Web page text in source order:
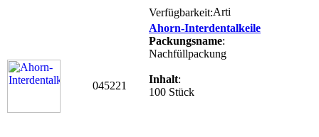
Verfügbarkeit:
045221
Ahorn-Interdentalkeile
Packungsname:
Nachfüllpackung
Inhalt:
100 Stück